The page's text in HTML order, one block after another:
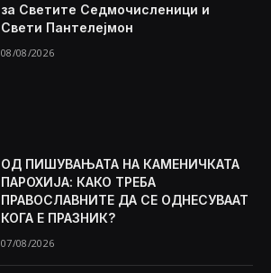
за Светите Седмочисленици и
Свети Пантелејмон
08/08/2026
ОД ПИШУВАЊАТА НА КАМЕНИЧКАТА
ПАРОХИЈА: КАКО ТРЕБА
ПРАВОСЛАВНИТЕ ДА СЕ ОДНЕСУВААТ
КОГА Е ПРАЗНИК?
07/08/2026